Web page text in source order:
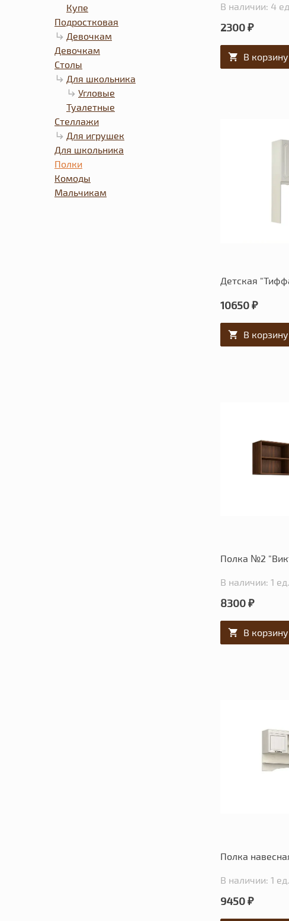
Купе
Подростковая
Девочкам
Девочкам
Столы
Для школьника
Угловые
Туалетные
Стеллажи
Для игрушек
Для школьника
Полки
Комоды
Мальчикам
В наличии: 4
2300 ₽
В корзину
Детская
10650 ₽
В корзину
Полка №2
В наличии: 1 ед.
8300 ₽
В корзину
Полка
В наличии: 1 ед.
9450 ₽